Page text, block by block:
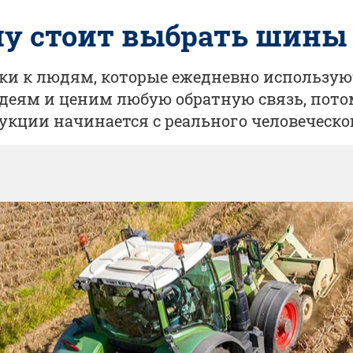
стоит выбрать шины
к людям, которые ежедневно
и ценим любую обратную связь,
начинается с реального